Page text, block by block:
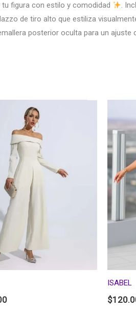
figura con estilo y comodidad
.
de tiro alto que estiliza
posterior oculta para un ajuste
ISABEL
$